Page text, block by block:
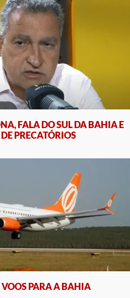
FALA DO SUL DA BAHIA E
PRECATÓRIOS
PARA A BAHIA